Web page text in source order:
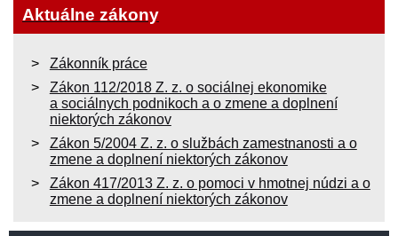
Aktuálne zákony
Zákonník práce
Zákon 112/2018 Z. z. o sociálnej ekonomike
a sociálnych podnikoch a o zmene a doplnení
niektorých zákonov
Zákon 5/2004 Z. z. o službách zamestnanosti a o
zmene a doplnení niektorých zákonov
Zákon 417/2013 Z. z. o pomoci v hmotnej núdzi a o
zmene a doplnení niektorých zákonov